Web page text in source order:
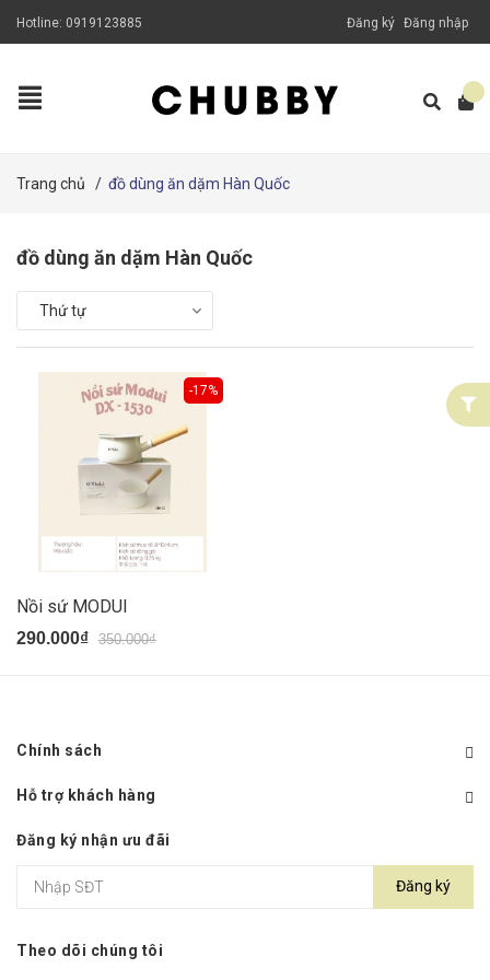
Hotline: 0919123885 Đăng ký Đăng nhập
Trang chủ / đồ dùng ăn dặm Hàn Quốc
đồ dùng ăn dặm Hàn Quốc
Thứ tự
-17%
Nồi sứ MODUI
290.000₫ 350.000₫
Chính sách
Hỗ trợ khách hàng
Đăng ký nhận ưu đãi
Đăng ký
Theo dõi chúng tôi